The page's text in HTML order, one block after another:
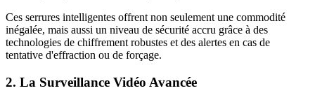
Ces serrures intelligentes offrent non seulement une commodité
inégalée, mais aussi un niveau de sécurité accru grâce à des
technologies de chiffrement robustes et des alertes en cas de
tentative d'effraction ou de forçage.
2. La Surveillance Vidéo Avancée